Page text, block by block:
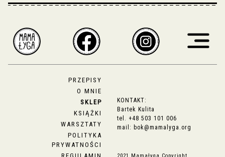
PRZEPISY
O MNIE
SKLEP
KSIĄŻKI
WARSZTATY
POLITYKA
PRYWATNOŚCI
KONTAKT:
Bartek Kulita
tel. +48 503 101 006
mail: bok@mamalyga.org